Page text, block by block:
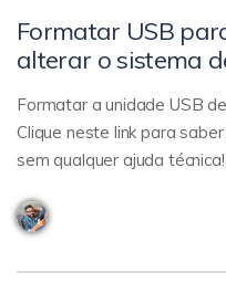
Formatar USB
alterar o sistema
Formatar a unidade USB
Clique neste link para
sem qualquer ajuda técnica!